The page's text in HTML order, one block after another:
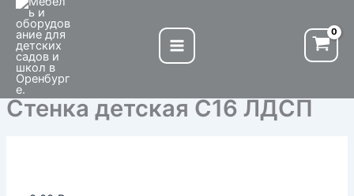
Перейти
содержимому
Стенка детская С16 ЛДСП
Количество
товара
Стенка
детская
С16
ЛДСП